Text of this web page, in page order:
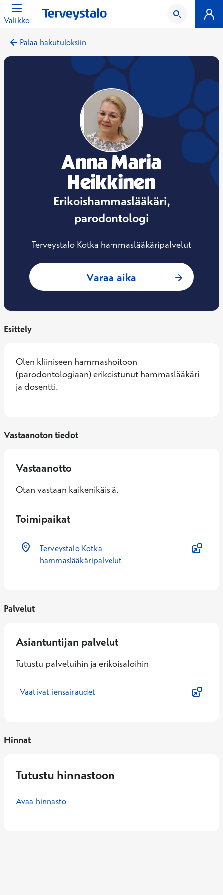
Valikko
Palaa hakutuloksiin
Anna Maria
Heikkinen
Erikoishammaslääkäri,
parodontologi
Terveystalo Kotka hammaslääkäripalvelut
Varaa aika : Anna Maria
Esittely
Olen kliiniseen hammashoitoon
(parodontologiaan) erikoistunut hammaslääkäri
ja dosentti.
Vastaanoton tiedot
Vastaanotto
Otan vastaan kaikenikäisiä.
Toimipaikat
Terveystalo Kotka
hammaslääkäripalvelut
Palvelut
Asiantuntijan palvelut
Tutustu palveluihin ja erikoisaloihin
Vaativat iensairaudet
Hinnat
Tutustu hinnastoon
Avaa hinnasto